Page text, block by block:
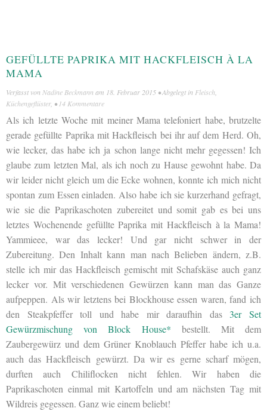
GEFÜLLTE PAPRIKA MIT HACKFLEISCH À LA
MAMA
Verfasst von Nadine Beckmann am 18. Februar 2015 • Abgelegt in Fleisch
Küchengeflüster, • 14 Kommentare
Als ich letzte Woche mit meiner Mama telefoniert habe, brutzelte
gerade gefüllte Paprika mit Hackfleisch bei ihr auf dem Herd. Oh,
wie lecker, das habe ich ja schon lange nicht mehr gegessen! Ich
glaube zum letzten Mal, als ich noch zu Hause gewohnt habe. Da
wir leider nicht gleich um die Ecke wohnen, konnte ich mich nicht
spontan zum Essen einladen. Also habe ich sie kurzerhand gefragt,
wie sie die Paprikaschoten zubereitet und somit gab es bei uns
letztes Wochenende gefüllte Paprika mit Hackfleisch à la Mama!
Yammieee, war das lecker! Und gar nicht schwer in der
Zubereitung. Den Inhalt kann man nach Belieben ändern, z.B.
stelle ich mir das Hackfleisch gemischt mit Schafskäse auch ganz
lecker vor. Mit verschiedenen Gewürzen kann man das Ganze
aufpeppen. Als wir letztens bei Blockhouse essen waren, fand ich
den Steakpfeffer toll und habe mir daraufhin das 3er Set
Gewürzmischung von Block House* bestellt. Mit dem
Zaubergewürz und dem Grüner Knoblauch Pfeffer habe ich u.a.
auch das Hackfleisch gewürzt. Da wir es gerne scharf mögen,
durften auch Chiliflocken nicht fehlen. Wir haben die
Paprikaschoten einmal mit Kartoffeln und am nächsten Tag mit
Wildreis gegessen. Ganz wie einem beliebt!